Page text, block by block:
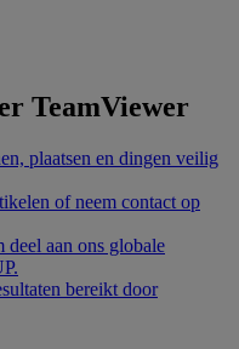
TeamViewer
plaatsen en dingen veilig
of neem contact op
deel aan ons globale
bereikt door